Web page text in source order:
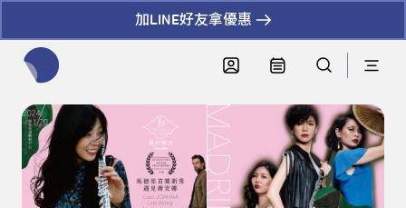
加LINE好友拿優惠